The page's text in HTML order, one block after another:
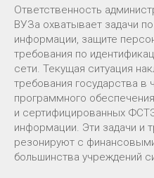
Ответственность
ВУЗа охватывает задачи
информации, защите
требования по
сети. Текущая ситуация
требования государства в
программного
и сертифицированных
информации. Эти задачи и
резонируют с
большинства учреждений